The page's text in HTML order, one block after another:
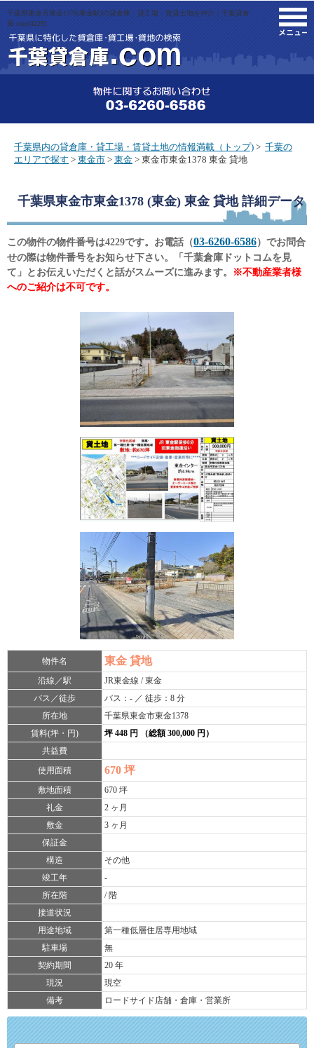
千葉県東金市東金1378(東金駅)の貸倉庫・貸工場・賃貸土地を仲介｜千葉貸倉
庫.com[4229]
千葉県内の貸倉庫・貸工場・賃貸土地の情報満載（トップ) > 千葉の
エリアで探す > 東金市 > 東金 > 東金市東金1378 東金 貸地
千葉県東金市東金1378 (東金) 東金 貸地詳細データ
この物件の物件番号は4229です。お電話（03-6260-6586）でお問合
せの際は物件番号をお知らせ下さい。「千葉倉庫ドットコムを見
て」とお伝えいただくと話がスムーズに進みます。
※不動産業者様
へのご紹介は不可です。
物件名 東金 貸地
沿線／駅
JR東金線 / 東金
バス／徒歩
バス：- ／ 徒歩：8 分
所在地
千葉県東金市東金1378
賃料(坪・円)
坪 448 円 （総額 300,000 円）
共益費
使用面積
670 坪
敷地面積
670 坪
礼金
2 ヶ月
敷金
3 ヶ月
保証金
構造
その他
竣工年
-
所在階
/ 階
接道状況
用途地域
第一種低層住居専用地域
駐車場
無
契約期間
20 年
現況
現空
備考
ロードサイド店舗・倉庫・営業所